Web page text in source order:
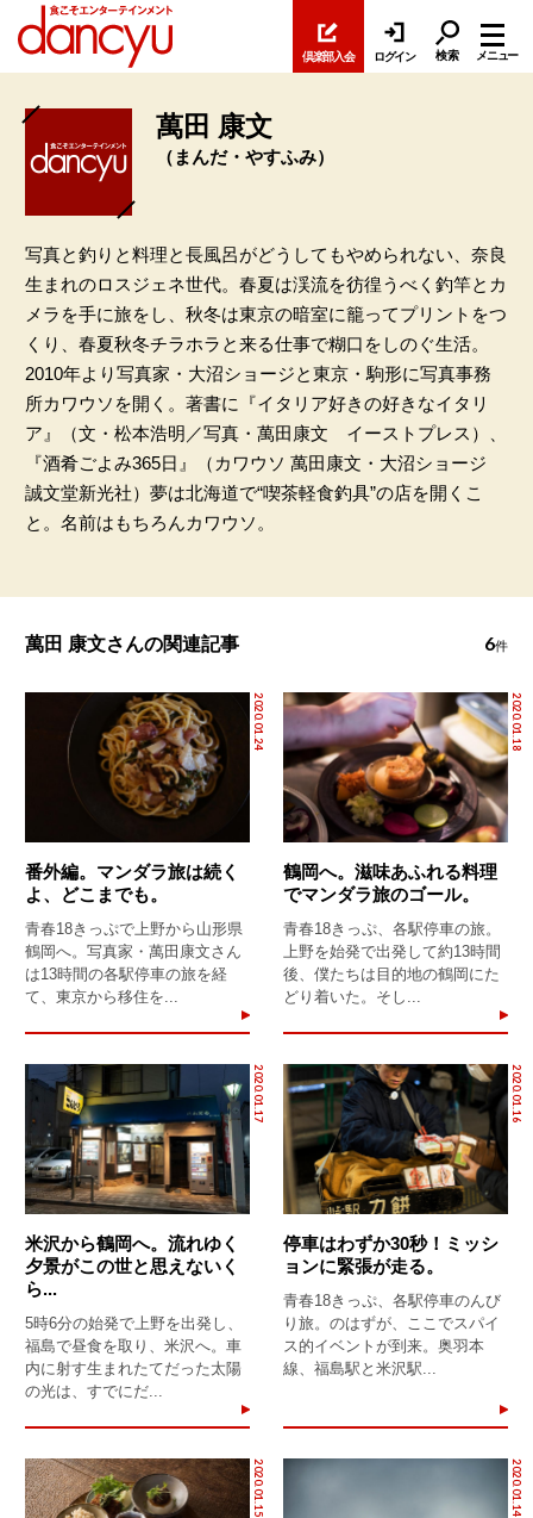
倶楽部入会 ログイン 検索 メニュー
萬田 康文
（まんだ・やすふみ）
写真と釣りと料理と長風呂がどうしてもやめられない、奈良
生まれのロスジェネ世代。春夏は渓流を彷徨うべく釣竿とカ
メラを手に旅をし、秋冬は東京の暗室に籠ってプリントをつ
くり、春夏秋冬チラホラと来る仕事で糊口をしのぐ生活。
2010年より写真家・大沼ショージと東京・駒形に写真事務
所カワウソを開く。著書に『イタリア好きの好きなイタリ
ア』（文・松本浩明／写真・萬田康文 イーストプレス）、
『酒肴ごよみ365日』（カワウソ 萬田康文・大沼ショージ
誠文堂新光社）夢は北海道で“喫茶軽食釣具”の店を開くこ
と。名前はもちろんカワウソ。
萬田 康文さんの関連記事 6件
2020.01.24
番外編。マンダラ旅は続く
よ、どこまでも。
青春18きっぷで上野から山形県
鶴岡へ。写真家・萬田康文さん
は13時間の各駅停車の旅を経
て、東京から移住を...
2020.01.18
鶴岡へ。滋味あふれる料理
でマンダラ旅のゴール。
青春18きっぷ、各駅停車の旅。
上野を始発で出発して約13時間
後、僕たちは目的地の鶴岡にた
どり着いた。そし...
2020.01.17
米沢から鶴岡へ。流れゆく
夕景がこの世と思えないく
ら...
5時6分の始発で上野を出発し、
福島で昼食を取り、米沢へ。車
内に射す生まれたてだった太陽
の光は、すでにだ...
2020.01.16
停車はわずか30秒！ミッシ
ョンに緊張が走る。
青春18きっぷ、各駅停車のんび
り旅。のはずが、ここでスパイ
ス的イベントが到来。奥羽本
線、福島駅と米沢駅...
2020.01.15 2020.01.14